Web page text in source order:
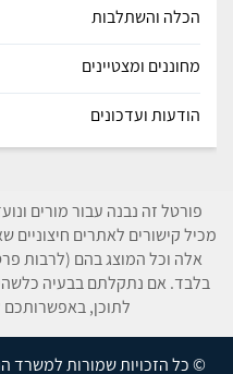
הכלה והשתלבות
מחוננים ומצטיינים
הודעות ועדכונים
פורטל זה נבנה עבור מורים
מכיל קישורים לאתרים חיצוניים
אלה וכל המוצג בהם (לרבות
בלבד. אם נתקלתם בבעיה
לתוכן, באפשרותכם
© כל הזכויות שמורות למשרד